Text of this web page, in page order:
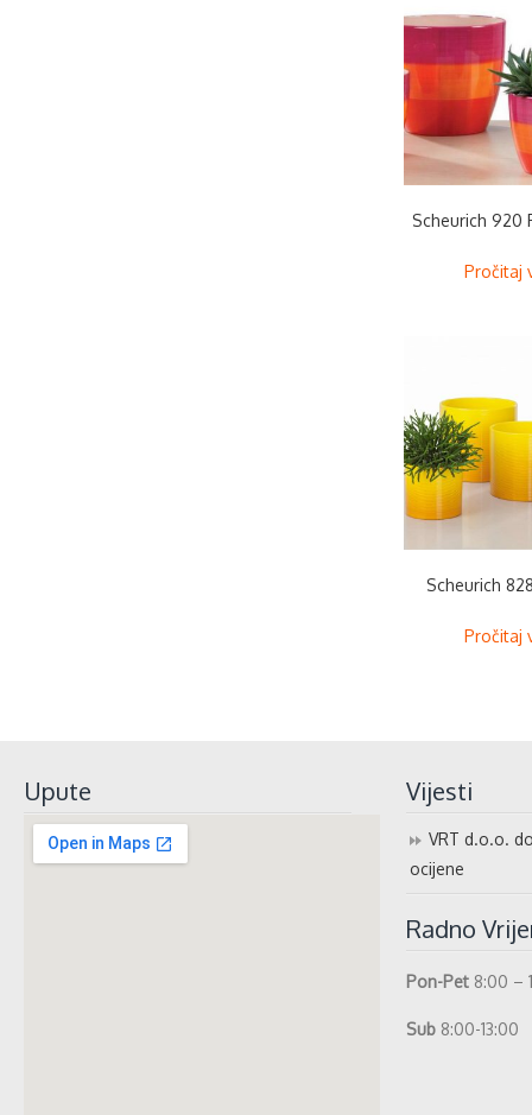
Scheurich 920
Pročitaj
Scheurich
Pročitaj
Upute Vijesti
VRT d.o.o.
ocijene
Radno
Pon-Pet 8:00 –
Sub 8:00-13:00